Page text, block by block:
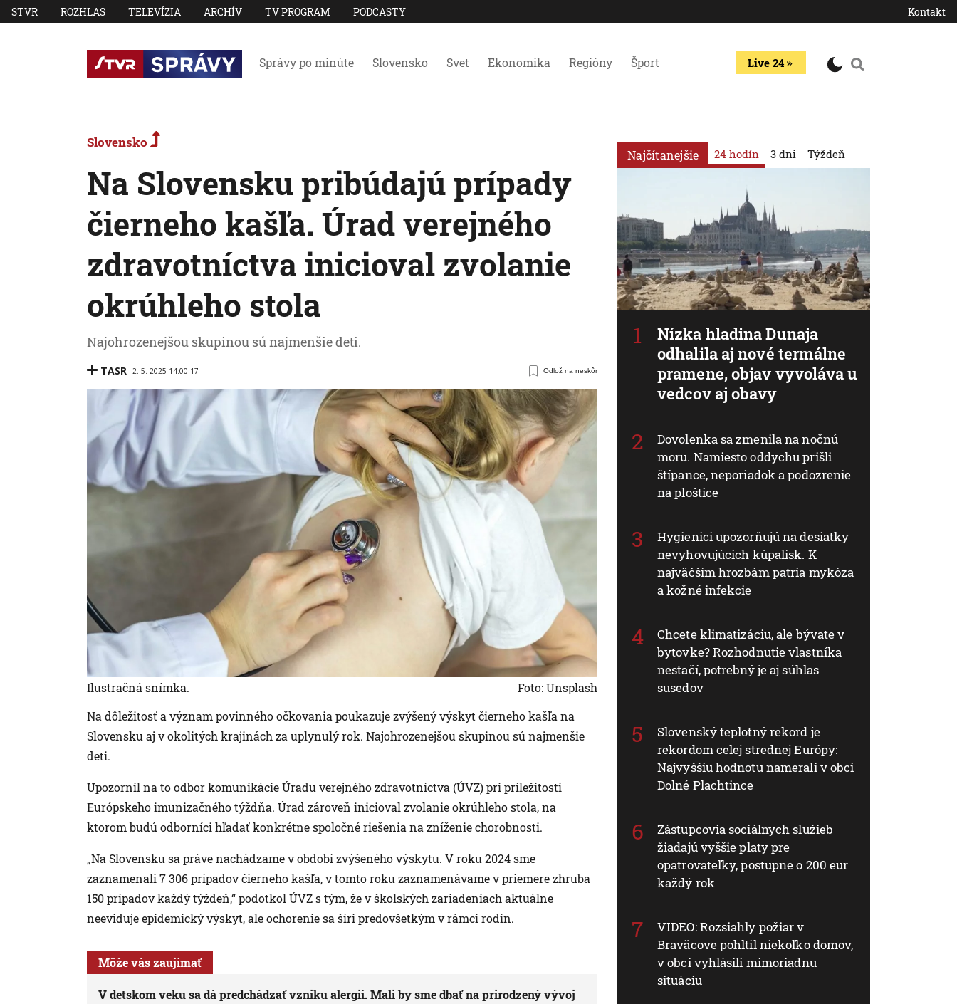
STVR ROZHLAS TELEVÍZIA ARCHÍV TV PROGRAM PODCASTY Kontakt
Správy po minúte Slovensko Svet Ekonomika Regióny Šport Live 24
Slovensko
Na Slovensku pribúdajú prípady
čierneho kašľa. Úrad verejného
zdravotníctva inicioval zvolanie
okrúhleho stola
Najohrozenejšou skupinou sú najmenšie deti.
TASR 2. 5. 2025 14:00:17 Odlož na neskôr
Ilustračná snímka.
Foto: Unsplash
Na dôležitosť a význam povinného očkovania poukazuje zvýšený výskyt čierneho kašľa na
Slovensku aj v okolitých krajinách za uplynulý rok. Najohrozenejšou skupinou sú najmenšie
deti.
Upozornil na to odbor komunikácie Úradu verejného zdravotníctva (ÚVZ) pri príležitosti
Európskeho imunizačného týždňa. Úrad zároveň inicioval zvolanie okrúhleho stola, na
ktorom budú odborníci hľadať konkrétne spoločné riešenia na zníženie chorobnosti.
„Na Slovensku sa práve nachádzame v období zvýšeného výskytu. V roku 2024 sme
zaznamenali 7 306 prípadov čierneho kašľa, v tomto roku zaznamenávame v priemere zhruba
150 prípadov každý týždeň,“ podotkol ÚVZ s tým, že v školských zariadeniach aktuálne
neeviduje epidemický výskyt, ale ochorenie sa šíri predovšetkým v rámci rodín.
Môže vás zaujímať
V detskom veku sa dá predchádzať vzniku alergií. Mali by sme dbať na prirodzený vývoj
Najčítanejšie 24 hodín
Nízka hladina Dunaja
odhalila aj nové termálne
pramene, objav vyvoláva u
vedcov aj obavy
Dovolenka sa zmenila na nočnú
moru. Namiesto oddychu prišli
štípance, neporiadok a podozrenie
na ploštice
Hygienici upozorňujú na desiatky
nevyhovujúcich kúpalísk. K
najväčším hrozbám patria mykóza
a kožné infekcie
Chcete klimatizáciu, ale bývate v
bytovke? Rozhodnutie vlastníka
nestačí, potrebný je aj súhlas
susedov
Slovenský teplotný rekord je
rekordom celej strednej Európy:
Najvyššiu hodnotu namerali v obci
Dolné Plachtince
Zástupcovia sociálnych služieb
žiadajú vyššie platy pre
opatrovateľky, postupne o 200 eur
každý rok
VIDEO: Rozsiahly požiar v
Braväcove pohltil niekoľko domov,
v obci vyhlásili mimoriadnu
situáciu
3 dni Týždeň